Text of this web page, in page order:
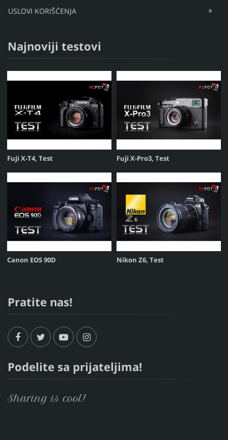
USLOVI KORIŠĆENJA
Najnoviji testovi
Fuji X-T4, Test Fuji X-Pro3, Test
Canon EOS 90D Nikon Z6, Test
Pratite nas!
Podelite sa prijateljima!
Sharing is cool!